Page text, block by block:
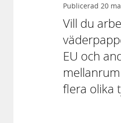
Publicerad 20
Vill du
EU och
flera olika